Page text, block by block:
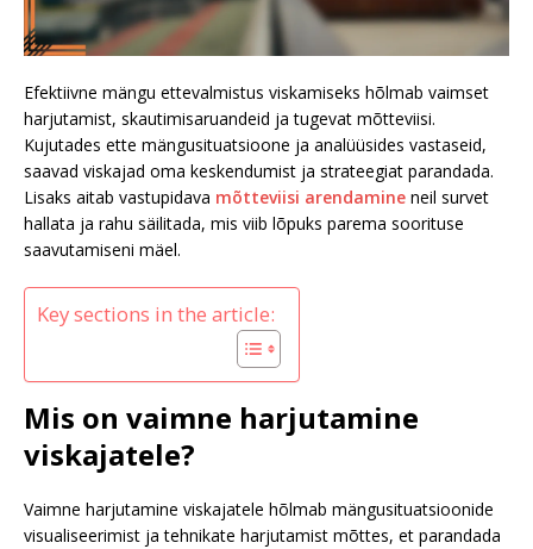
Efektiivne mängu ettevalmistus viskamiseks hõlmab vaimset
harjutamist, skautimisaruandeid ja tugevat mõtteviisi.
Kujutades ette mängusituatsioone ja analüüsides vastaseid,
saavad viskajad oma keskendumist ja strateegiat parandada.
Lisaks aitab vastupidava mõtteviisi arendamine neil survet
hallata ja rahu säilitada, mis viib lõpuks parema soorituse
saavutamiseni mäel.
Key sections in the article:
Mis on vaimne harjutamine
viskajatele?
Vaimne harjutamine viskajatele hõlmab mängusituatsioonide
visualiseerimist ja tehnikate harjutamist mõttes, et parandada